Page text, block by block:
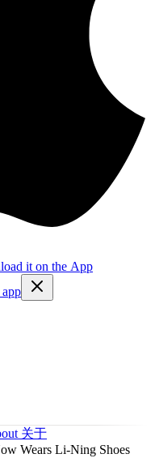
it on the App
关于
Wears Li-Ning Shoes